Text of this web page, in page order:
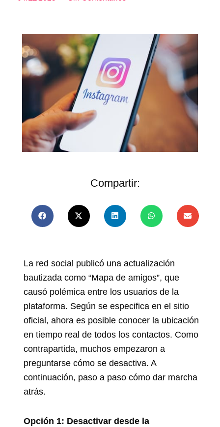
Compartir:
La red social publicó una actualización
bautizada como “Mapa de amigos”, que
causó polémica entre los usuarios de la
plataforma. Según se especifica en el sitio
oficial, ahora es posible conocer la ubicación
en tiempo real de todos los contactos. Como
contrapartida, muchos empezaron a
preguntarse cómo se desactiva. A
continuación, paso a paso cómo dar marcha
atrás.
Opción 1: Desactivar desde la